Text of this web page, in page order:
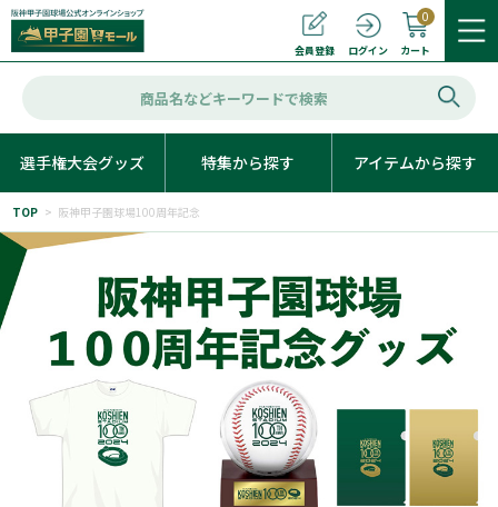
会員登録 ログイン カート
0
選手権大会グッズ 特集から探す アイテムから探す
TOP > 阪神甲子園球場100周年記念